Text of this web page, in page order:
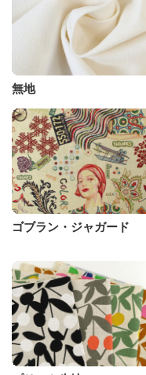
無地
ゴブラン・ジャガード